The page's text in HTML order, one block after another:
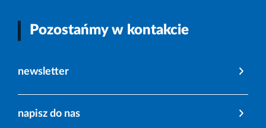
Pozostańmy w kontakcie
newsletter
napisz do nas